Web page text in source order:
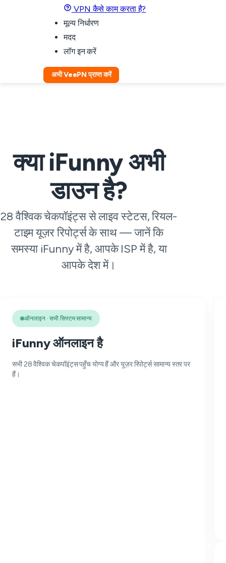
VPN कैसे काम करता है?
मूल्य निर्धारण
मदद
लॉग इन करें
अभी VeePN प्राप्त करें
क्या iFunny अभी
डाउन है?
28 वैश्विक चेकपॉइंट्स से लाइव स्टेटस, रियल-
टाइम यूज़र रिपोर्ट्स के साथ — जानें कि
समस्या iFunny में है, आपके ISP में है, या
आपके देश में।
ऑनलाइन · सभी सिस्टम सामान्य
iFunny ऑनलाइन है
सभी 28 वैश्विक चेकपॉइंट्स पहुँच योग्य हैं और यूज़र रिपोर्ट्स सामान्य स्तर पर
हैं।